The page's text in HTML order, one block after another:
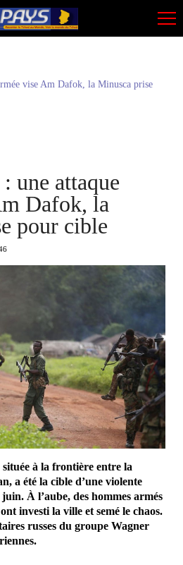
vise Am Dafok, la Minusca prise
une attaque
Dafok, la
pour cible
à la frontière entre la
a été la cible d’une violente
À l’aube, des hommes armés
investi la ville et semé le chaos.
russes du groupe Wagner